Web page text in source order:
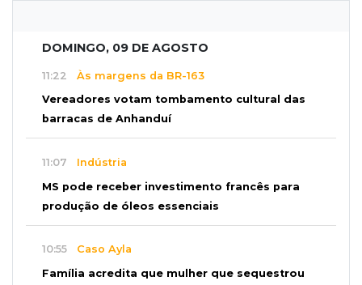
DOMINGO, 09 DE AGOSTO
11:22 Às margens da BR-163
Vereadores votam tombamento cultural das
barracas de Anhanduí
11:07 Indústria
MS pode receber investimento francês para
produção de óleos essenciais
10:55 Caso Ayla
Família acredita que mulher que sequestrou